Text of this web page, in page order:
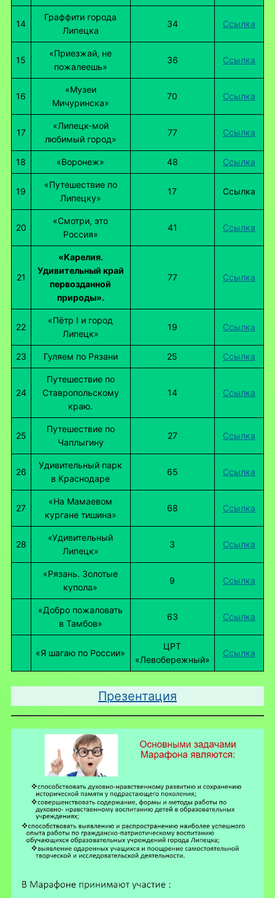
14
Граффити города
Липецка
34 Ссылка
15
«Приезжай, не
пожалеешь»
36 Ссылка
16
«Музеи
Мичуринска»
70 Ссылка
17
«Липецк-мой
любимый город»
77 Ссылка
18 «Воронеж» 48 Ссылка
19
«Путешествие по
Липецку»
17 Ссылка
20
«Смотри, это
Россия»
41 Ссылка
21
«Карелия.
Удивительный край
первозданной
природы».
77 Ссылка
22
«Пётр I и город
Липецк»
19 Ссылка
23 Гуляем по Рязани 25 Ссылка
24
Путешествие по
Ставропольскому
краю.
14 Ссылка
25
Путешествие по
Чаплыгину
27 Ссылка
26
Удивительный парк
в Краснодаре
65 Ссылка
27
«На Мамаевом
кургане тишина»
68 Ссылка
28
«Удивительный
Липецк»
3 Ссылка
«Рязань. Золотые
купола»
9 Ссылка
«Добро пожаловать
в Тамбов»
63 Ссылка
«Я шагаю по России»
ЦРТ
«Левобережный»
Ссылка
Презентация